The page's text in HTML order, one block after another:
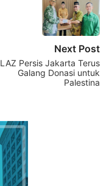
Next Post
LAZ Persis Jakarta Terus
Galang Donasi untuk
Palestina